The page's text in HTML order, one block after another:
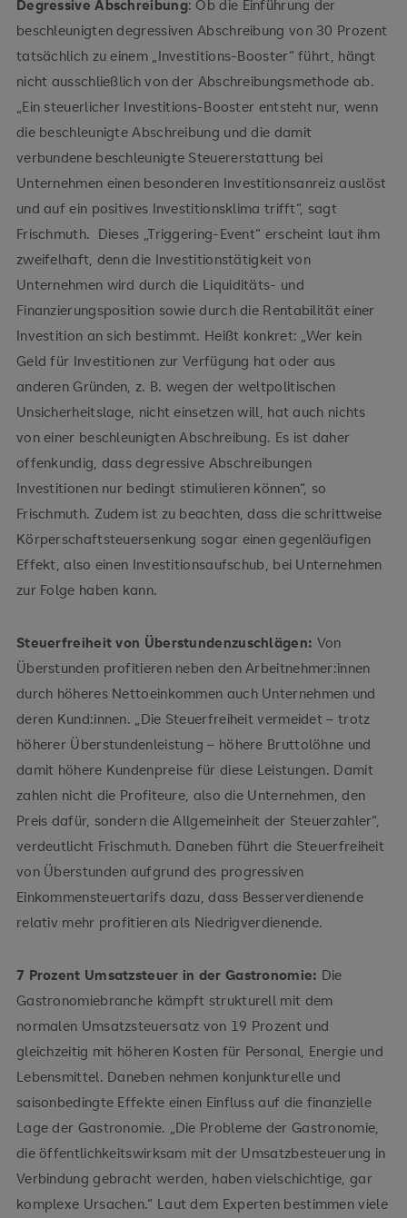
Degressive Abschreibung: Ob die Einführung der
beschleunigten degressiven Abschreibung von 30 Prozent
tatsächlich zu einem „Investitions-Booster“ führt, hängt
nicht ausschließlich von der Abschreibungsmethode ab.
„Ein steuerlicher Investitions-Booster entsteht nur, wenn
die beschleunigte Abschreibung und die damit
verbundene beschleunigte Steuererstattung bei
Unternehmen einen besonderen Investitionsanreiz auslöst
und auf ein positives Investitionsklima trifft“, sagt
Frischmuth. Dieses „Triggering-Event“ erscheint laut ihm
zweifelhaft, denn die Investitionstätigkeit von
Unternehmen wird durch die Liquiditäts- und
Finanzierungsposition sowie durch die Rentabilität einer
Investition an sich bestimmt. Heißt konkret: „Wer kein
Geld für Investitionen zur Verfügung hat oder aus
anderen Gründen, z. B. wegen der weltpolitischen
Unsicherheitslage, nicht einsetzen will, hat auch nichts
von einer beschleunigten Abschreibung. Es ist daher
offenkundig, dass degressive Abschreibungen
Investitionen nur bedingt stimulieren können“, so
Frischmuth. Zudem ist zu beachten, dass die schrittweise
Körperschaftsteuersenkung sogar einen gegenläufigen
Effekt, also einen Investitionsaufschub, bei Unternehmen
zur Folge haben kann.
Steuerfreiheit von Überstundenzuschlägen: Von
Überstunden profitieren neben den Arbeitnehmer:innen
durch höheres Nettoeinkommen auch Unternehmen und
deren Kund:innen. „Die Steuerfreiheit vermeidet – trotz
höherer Überstundenleistung – höhere Bruttolöhne und
damit höhere Kundenpreise für diese Leistungen. Damit
zahlen nicht die Profiteure, also die Unternehmen, den
Preis dafür, sondern die Allgemeinheit der Steuerzahler“,
verdeutlicht Frischmuth. Daneben führt die Steuerfreiheit
von Überstunden aufgrund des progressiven
Einkommensteuertarifs dazu, dass Besserverdienende
relativ mehr profitieren als Niedrigverdienende.
7 Prozent Umsatzsteuer in der Gastronomie: Die
Gastronomiebranche kämpft strukturell mit dem
normalen Umsatzsteuersatz von 19 Prozent und
gleichzeitig mit höheren Kosten für Personal, Energie und
Lebensmittel. Daneben nehmen konjunkturelle und
saisonbedingte Effekte einen Einfluss auf die finanzielle
Lage der Gastronomie. „Die Probleme der Gastronomie,
die öffentlichkeitswirksam mit der Umsatzbesteuerung in
Verbindung gebracht werden, haben vielschichtige, gar
komplexe Ursachen.“ Laut dem Experten bestimmen viele